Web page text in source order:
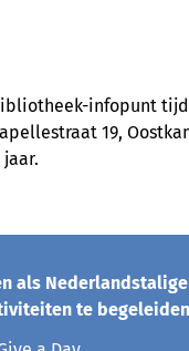
infopunt
19,
als
te